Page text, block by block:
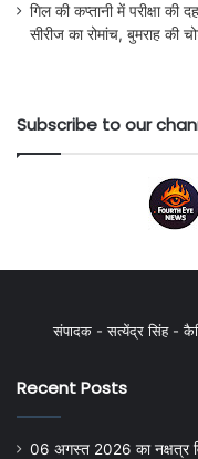
गिल की कप्तानी में परीक्षा
सीरीज का रोमांच, बुमराह की
Subscribe to our
संपादक - सत्येंद्र सिंह -
Recent Posts
06 अगस्त 2026 का नक्षत्र